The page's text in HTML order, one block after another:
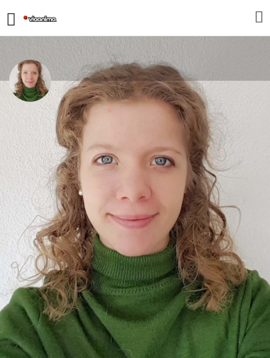
Jennifer Otte
Trauerbegleitung für junge Erwachsene
nach dem Verlust der Eltern
ÜBER
116
Hallo ich bin Jenny. Trauer und Tod begleiten mich
beinahe mein ganzes Leben lang. Meine Mutter nahm
sich das Leben, als ich sechs Jahre alt war. Mein Vater
starb zehn Jahre später an Krebs.